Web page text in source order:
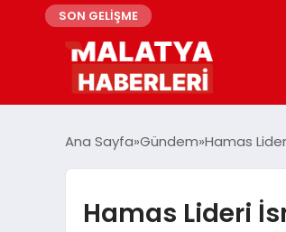
SON GELİŞME
Ana Sayfa Gündem Hamas
Hamas Lideri